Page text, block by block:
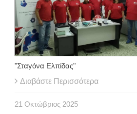
"Σταγόνα Ελπίδας"
Διαβάστε Περισσότερα
21 Οκτώβριος 2025